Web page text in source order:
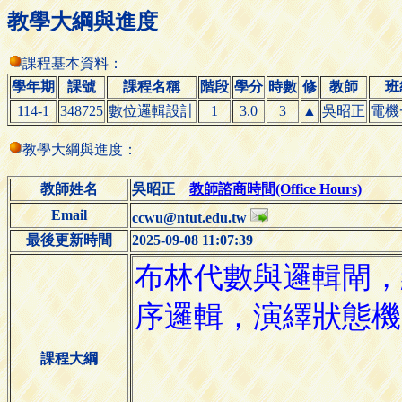
教學大綱與進度
課程基本資料：
學年期
課號 課程名稱 階段 學分 時數 修 教師
班
114-1
348725 數位邏輯設計 1 3.0 3 ▲ 吳昭正 電
教學大綱與進度：
教師姓名 吳昭正教師諮商時間(Office Hours)
Email
ccwu@ntut.edu.tw
最後更新時間
2025-09-08 11:07:39
課程大綱